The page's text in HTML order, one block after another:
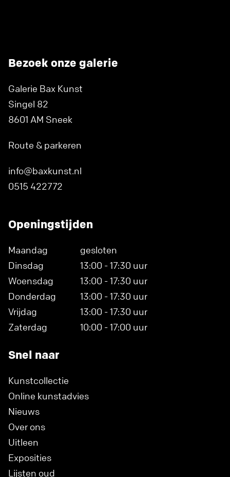
Bezoek onze galerie
Galerie Bax Kunst
Singel 82
8601 AM Sneek
Route & parkeren
info@baxkunst.nl
0515 422772
Openingstijden
Maandag
gesloten
Dinsdag
13:00 - 17:30 uur
Woensdag
13:00 - 17:30 uur
Donderdag
13:00 - 17:30 uur
Vrijdag
13:00 - 17:30 uur
Zaterdag
10:00 - 17:00 uur
Snel naar
Kunstcollectie
Online kunstadvies
Nieuws
Over ons
Uitleen
Exposities
Lijsten oud